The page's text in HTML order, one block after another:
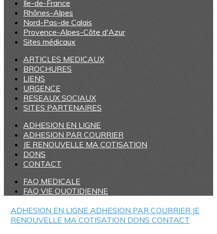
Ile-de-France
Rhônes-Alpes
Nord-Pas-de Calais
Provence-Alpes-Côte d'Azur
Sites médicaux
ARTICLES MEDICAUX
BROCHURES
LIENS
URGENCE
RESEAUX SOCIAUX
SITES PARTENAIRES
ADHESION EN LIGNE
ADHESION PAR COURRIER
JE RENOUVELLE MA COTISATION
DONS
CONTACT
FAQ MEDICALE
FAQ VIE QUOTIDIENNE
ADHESION EN LIGNE ADHESION PAR COURRIER JE
RENOUVELLE MA COTISATION DONS CONTACT